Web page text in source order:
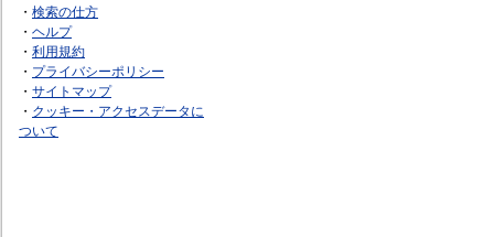
・ 検索の仕方
・ ヘルプ
・ 利用規約
・ プライバシーポリシー
・ サイトマップ
・ クッキー・アクセスデータに
ついて